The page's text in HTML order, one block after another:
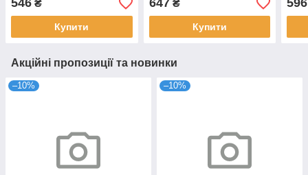
546 ₴
Купити
647 ₴
Купити
596
Акційні пропозиції та новинки
–10% –10%